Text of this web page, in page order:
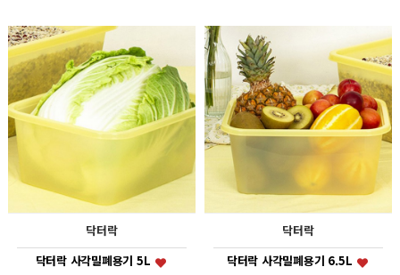
닥터락
닥터락 사각밀폐용기 5L
닥터락
닥터락 사각밀폐용기 6.5L